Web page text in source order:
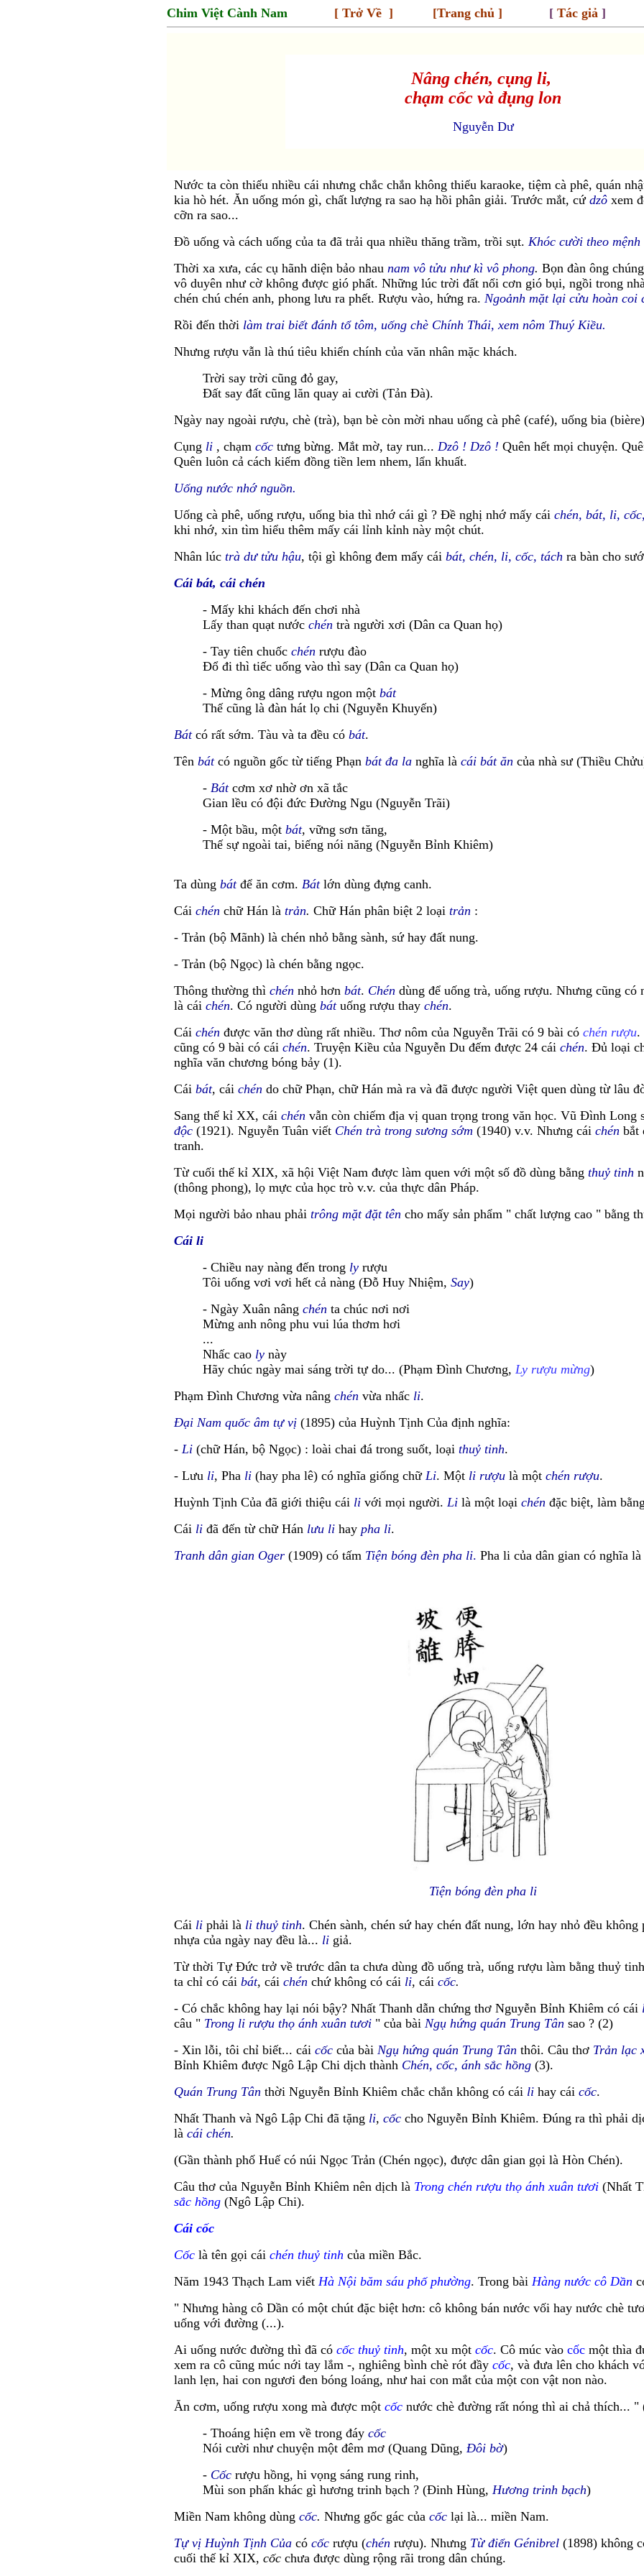
Chim Việt Cành Nam [ Trở Về ] [Trang chủ ] [ Tác giả ]
Nâng chén, cụng li,
chạm cốc và đụng lon
Nguyễn Dư
Nước ta còn thiếu nhiều cái nhưng chắc chắn không thiếu karaoke, tiệm cà phê, quán
kia hò hét. Ăn uống món gì, chất lượng ra sao hạ hồi phân giải. Trước mắt, cứ dzô xem
cỡn ra sao...
Đồ uống và cách uống của ta đã trải qua nhiều thăng trầm, trồi sụt. Khóc cười theo
Thời xa xưa, các cụ hãnh diện bảo nhau nam vô tửu như kì vô phong. Bọn đàn ông
vô duyên như cờ không được gió phất. Những lúc trời đất nổi cơn gió bụi, ngồi trong
chén chú chén anh, phong lưu ra phết. Rượu vào, hứng ra. Ngoảnh mặt lại cửu hoàn coi
Rồi đến thời làm trai biết đánh tổ tôm, uống chè Chính Thái, xem nôm Thuý Kiều.
Nhưng rượu vẫn là thú tiêu khiển chính của văn nhân mặc khách.
Trời say trời cũng đỏ gay,
Đất say đất cũng lăn quay ai cười (Tản Đà).
Ngày nay ngoài rượu, chè (trà), bạn bè còn mời nhau uống cà phê (café), uống bia
Cụng li , chạm cốc tưng bừng. Mắt mờ, tay run... Dzô ! Dzô ! Quên hết mọi chuyện.
Quên luôn cả cách kiếm đồng tiền lem nhem, lẩn khuất.
Uống nước nhớ nguồn.
Uống cà phê, uống rượu, uống bia thì nhớ cái gì ? Đề nghị nhớ mấy cái chén, bát, li,
khi nhớ, xin tìm hiểu thêm mấy cái lỉnh kỉnh này một chút.
Nhân lúc trà dư tửu hậu, tội gì không đem mấy cái bát, chén, li, cốc, tách ra bàn cho
Cái bát, cái chén
- Mấy khi khách đến chơi nhà
Lấy than quạt nước chén trà người xơi (Dân ca Quan họ)
- Tay tiên chuốc chén rượu đào
Đổ đi thì tiếc uống vào thì say (Dân ca Quan họ)
- Mừng ông dâng rượu ngon một bát
Thế cũng là đàn hát lọ chi (Nguyễn Khuyến)
Bátcó rất sớm. Tàu và ta đều có bát.
Tên bátcó nguồn gốc từ tiếng Phạn bát đa la nghĩa là cái bát ăn của nhà sư (Thiều
- Bátcơm xơ nhờ ơn xã tắc
Gian lều có đội đức Đường Ngu (Nguyễn Trãi)
- Một bầu, một bát, vững sơn tăng,
Thế sự ngoài tai, biếng nói năng (Nguyễn Bỉnh Khiêm)
Ta dùng bátđể ăn cơm. Bátlớn dùng đựng canh.
Cái chén chữ Hán là trản. Chữ Hán phân biệt 2 loại trản :
- Trản (bộ Mãnh) là chén nhỏ bằng sành, sứ hay đất nung.
- Trản (bộ Ngọc) là chén bằng ngọc.
Thông thường thì chén nhỏ hơn bát. Chén dùng để uống trà, uống rượu. Nhưng cũng
là cái chén. Có người dùng bátuống rượu thay chén.
Cái chén được văn thơ dùng rất nhiều. Thơ nôm của Nguyễn Trãi có 9 bài có chén rượu.
cũng có 9 bài có cái chén. Truyện Kiều của Nguyễn Du đếm được 24 cái chén. Đủ loại
nghĩa văn chương bóng bảy (1).
Cái bát, cái chén do chữ Phạn, chữ Hán mà ra và đã được người Việt quen dùng từ lâu
Sang thế kỉ XX, cái chén vẫn còn chiếm địa vị quan trọng trong văn học. Vũ Đình Long
độc (1921). Nguyễn Tuân viết Chén trà trong sương sớm (1940) v.v. Nhưng cái chén bắt
tranh.
Từ cuối thế kỉ XIX, xã hội Việt Nam được làm quen với một số đồ dùng bằng thuỷ tinh
(thông phong), lọ mực của học trò v.v. của thực dân Pháp.
Mọi người bảo nhau phải trông mặt đặt tên cho mấy sản phẩm " chất lượng cao " bằng
Cái li
- Chiều nay nàng đến trong ly rượu
Tôi uống vơi vơi hết cả nàng (Đỗ Huy Nhiệm, Say)
- Ngày Xuân nâng chén ta chúc nơi nơi
Mừng anh nông phu vui lúa thơm hơi
...
Nhấc cao ly này
Hãy chúc ngày mai sáng trời tự do... (Phạm Đình Chương, Ly rượu mừng)
Phạm Đình Chương vừa nâng chén vừa nhấc li.
Đại Nam quốc âm tự vị (1895) của Huỳnh Tịnh Của định nghĩa:
- Li (chữ Hán, bộ Ngọc) : loài chai đá trong suốt, loại thuỷ tinh.
- Lưu li, Pha li (hay pha lê) có nghĩa giống chữ Li. Một li rượu là một chén rượu.
Huỳnh Tịnh Của đã giới thiệu cái li với mọi người. Li là một loại chén đặc biệt, làm
Cái li đã đến từ chữ Hán lưu li hay pha li.
Tranh dân gian Oger (1909) có tấm Tiện bóng đèn pha li. Pha li của dân gian có nghĩa
Tiện bóng đèn pha li
Cái li phải là li thuỷ tinh. Chén sành, chén sứ hay chén đất nung, lớn hay nhỏ đều
nhựa của ngày nay đều là... li giả.
Từ thời Tự Đức trở về trước dân ta chưa dùng đồ uống trà, uống rượu làm bằng thuỷ
ta chỉ có cái bát, cái chén chứ không có cái li, cái cốc.
- Có chắc không hay lại nói bậy? Nhất Thanh dẫn chứng thơ Nguyễn Bỉnh Khiêm có cái
câu " Trong li rượu thọ ánh xuân tươi " của bài Ngụ hứng quán Trung Tân sao ? (2)
- Xin lỗi, tôi chỉ biết... cái cốc của bài Ngụ hứng quán Trung Tân thôi. Câu thơ Trản lạc
Bỉnh Khiêm được Ngô Lập Chi dịch thành Chén, cốc, ánh sắc hồng (3).
Quán Trung Tân thời Nguyễn Bỉnh Khiêm chắc chắn không có cái li hay cái cốc.
Nhất Thanh và Ngô Lập Chi đã tặng li, cốc cho Nguyễn Bỉnh Khiêm. Đúng ra thì phải
là cái chén.
(Gần thành phố Huế có núi Ngọc Trản (Chén ngọc), được dân gian gọi là Hòn Chén).
Câu thơ của Nguyễn Bỉnh Khiêm nên dịch là Trong chén rượu thọ ánh xuân tươi (Nhất
sắc hồng (Ngô Lập Chi).
Cái cốc
Cốc là tên gọi cái chén thuỷ tinh của miền Bắc.
Năm 1943 Thạch Lam viết Hà Nội băm sáu phố phường. Trong bài Hàng nước cô Dần
" Nhưng hàng cô Dần có một chút đặc biệt hơn: cô không bán nước vối hay nước chè
uống với đường (...).
Ai uống nước đường thì đã có cốc thuỷ tinh, một xu một cốc. Cô múc vào cốc một thìa
xem ra cô cũng múc nới tay lắm -, nghiêng bình chè rót đầy cốc, và đưa lên cho khách
lanh lẹn, hai con ngươi đen bóng loáng, như hai con mắt của một con vật non nào.
Ăn cơm, uống rượu xong mà được một cốc nước chè đường rất nóng thì ai chả thích... "
- Thoáng hiện em về trong đáy cốc
Nói cười như chuyện một đêm mơ (Quang Dũng, Đôi bờ)
- Cốc rượu hồng, hi vọng sáng rung rinh,
Mùi son phấn khác gì hương trinh bạch ? (Đinh Hùng, Hương trinh bạch)
Miền Nam không dùng cốc. Nhưng gốc gác của cốc lại là... miền Nam.
Tự vị Huỳnh Tịnh Của có cốc rượu (chén rượu). Nhưng Từ điển Génibrel (1898) không
cuối thế kỉ XIX, cốc chưa được dùng rộng rãi trong dân chúng.